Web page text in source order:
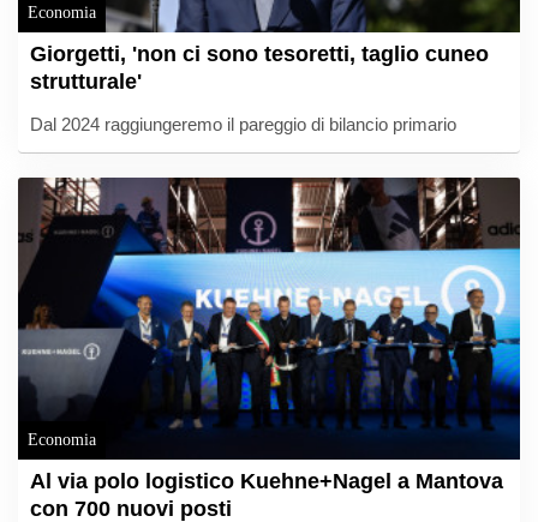
Economia
Giorgetti, 'non ci sono tesoretti, taglio cuneo
strutturale'
Dal 2024 raggiungeremo il pareggio di bilancio primario
Economia
Al via polo logistico Kuehne+Nagel a Mantova
con 700 nuovi posti